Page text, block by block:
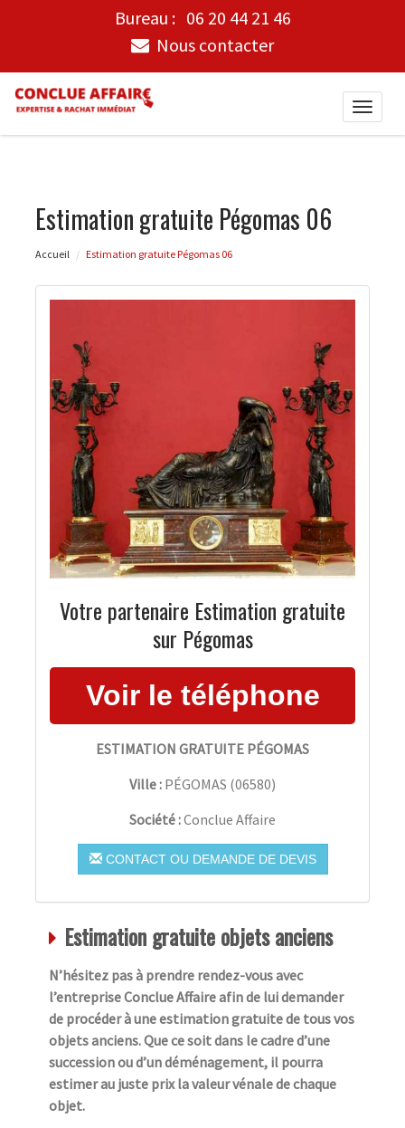
Bureau : 06 20 44 21 46
Nous contacter
Toggle
Estimation gratuite Pégomas 06
Accueil Estimation gratuite Pégomas 06
Votre partenaire Estimation gratuite
sur Pégomas
ESTIMATION GRATUITE PÉGOMAS
Ville : PÉGOMAS (06580)
Société :Conclue Affaire
CONTACT OU DEMANDE DE DEVIS
Estimation gratuite objets anciens
N’hésitez pas à prendre rendez-vous avec
l’entreprise Conclue Affaire afin de lui demander
de procéder à une estimation gratuite de tous vos
objets anciens. Que ce soit dans le cadre d’une
succession ou d’un déménagement, il pourra
estimer au juste prix la valeur vénale de chaque
objet.